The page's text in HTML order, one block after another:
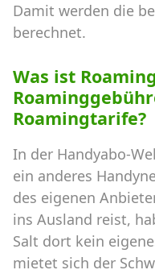
Damit werden die
berechnet.
Was ist
Roamingtarife?
In der Handyabo-
ein anderes
des eigenen
ins Ausland reist,
Salt dort kein
mietet sich der